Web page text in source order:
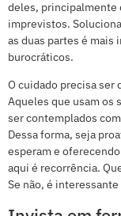
deles, principalmente
imprevistos.
as duas partes é mais
burocráticos.
O cuidado precisa ser
Aqueles que usam os
ser contemplados
Dessa forma, seja
esperam e
aqui é recorrência.
Se não, é